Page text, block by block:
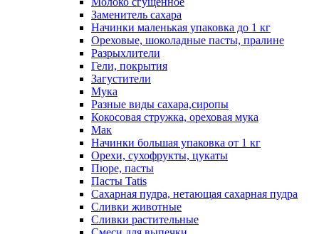
Заменитель сахара
Начинки маленькая упаковка до 1 кг
Ореховые, шоколадные пасты, пралине
Разрыхлители
Гели, покрытия
Загустители
Мука
Разные виды сахара,сиропы
Кокосовая стружка, ореховая мука
Мак
Начинки большая упаковка от 1 кг
Орехи, сухофрукты, цукаты
Пюре, пасты
Пасты Tatis
Сахарная пудра, нетающая сахарная пудра
Сливки животные
Сливки растительные